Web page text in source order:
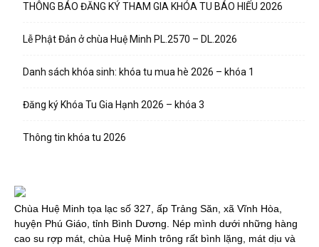
THÔNG BÁO ĐĂNG KÝ THAM GIA KHÓA TU BÁO HIẾU 2026
Lễ Phật Đản ở chùa Huệ Minh PL.2570 – DL.2026
Danh sách khóa sinh: khóa tu mua hè 2026 – khóa 1
Đăng ký Khóa Tu Gia Hạnh 2026 – khóa 3
Thông tin khóa tu 2026
Chùa Huệ Minh tọa lạc số 327, ấp Trảng Săn, xã Vĩnh Hòa,
huyện Phú Giáo, tỉnh Bình Dương. Nép mình dưới những hàng
cao su rợp mát, chùa Huệ Minh trông rất bình lặng, mát dịu và